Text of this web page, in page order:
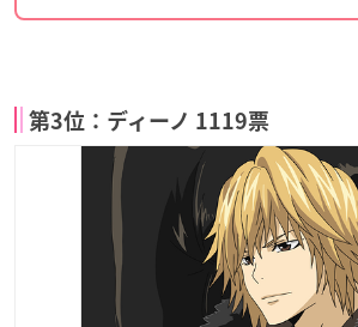
第3位：ディーノ 1119票